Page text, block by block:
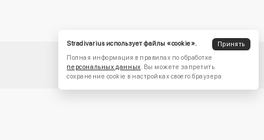
Stradivarius использует файлы «cookie».
Принять
Полная информация в правилах по обработке
персональных данных. Вы можете запретить
сохранение cookie в настройках своего браузера